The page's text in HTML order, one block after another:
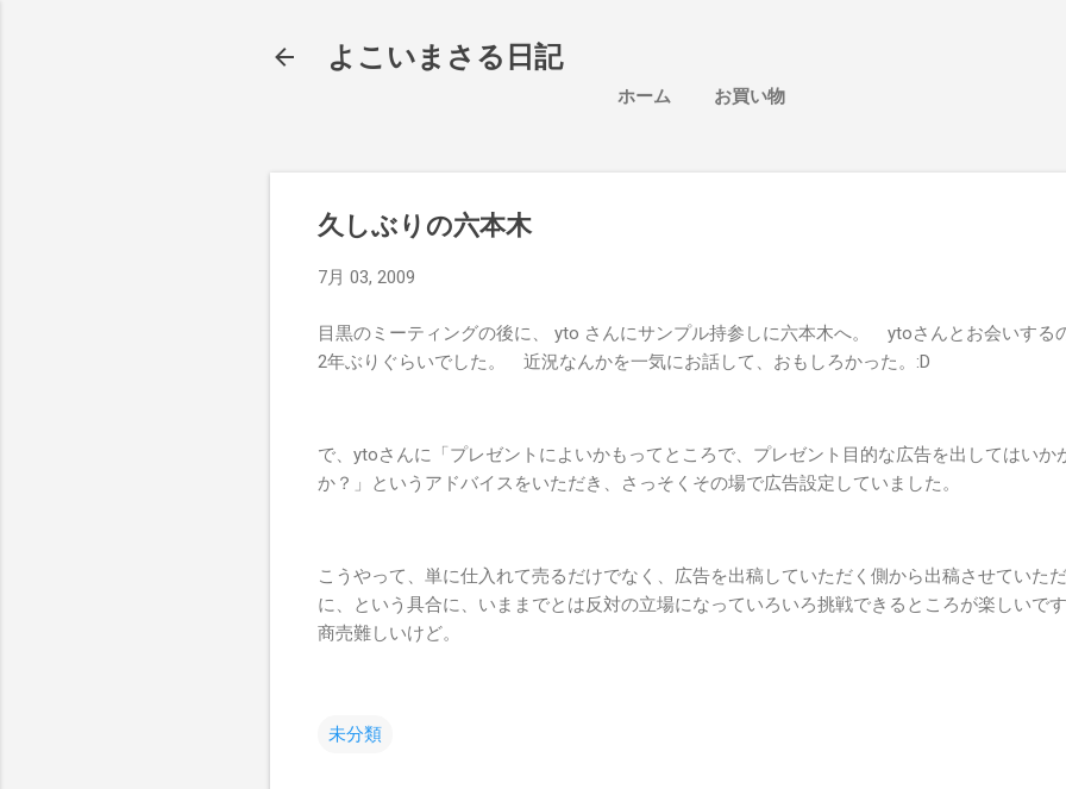
よこいまさる日記
ホーム お買い物
久しぶりの六本木
7月 03, 2009
目黒のミーティングの後に、 yto さんにサンプル持参しに六本木へ。 ytoさんとお会いする
2年ぶりぐらいでした。 近況なんかを一気にお話して、おもしろかった。:D
で、ytoさんに「プレゼントによいかもってところで、プレゼント目的な広告を出してはいか
か？」というアドバイスをいただき、さっそくその場で広告設定していました。
こうやって、単に仕入れて売るだけでなく、広告を出稿していただく側から出稿させていた
に、という具合に、いままでとは反対の立場になっていろいろ挑戦できるところが楽しいで
商売難しいけど。
未分類